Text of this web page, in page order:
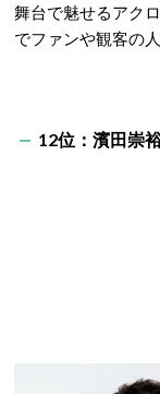
舞台で魅せるアク
でファンや観客の
12位：濱田崇